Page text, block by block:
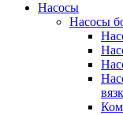
Насосы
Насосы